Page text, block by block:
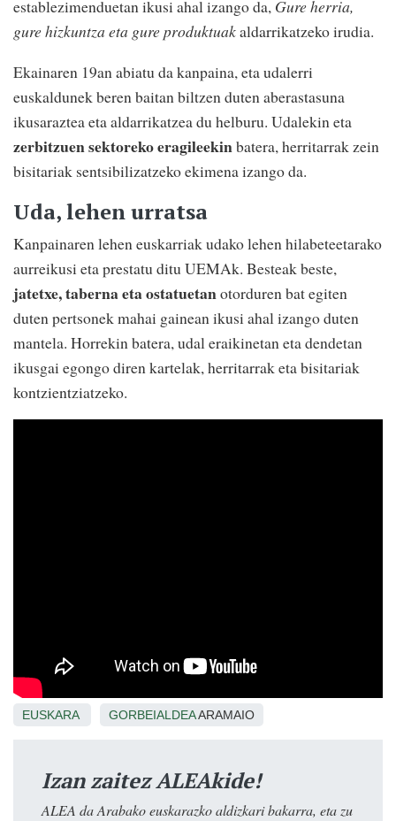
establezimenduetan ikusi ahal izango da, Gure herria,
gure hizkuntza eta gure produktuakaldarrikatzeko irudia.
Ekainaren 19an abiatu da kanpaina, eta udalerri
euskaldunek beren baitan biltzen duten aberastasuna
ikusaraztea eta aldarrikatzea du helburu. Udalekin eta
zerbitzuen sektoreko eragileekinbatera, herritarrak zein
bisitariak sentsibilizatzeko ekimena izango da.
Uda, lehen urratsa
Kanpainaren lehen euskarriak udako lehen hilabeteetarako
aurreikusi eta prestatu ditu UEMAk. Besteak beste,
jatetxe, taberna eta ostatuetanotorduren bat egiten
duten pertsonek mahai gainean ikusi ahal izango duten
mantela. Horrekin batera, udal eraikinetan eta dendetan
ikusgai egongo diren kartelak, herritarrak eta bisitariak
kontzientziatzeko.
EUSKARA GORBEIALDEAARAMAIO
Izan zaitez ALEAkide!
ALEA da Arabako euskarazko aldizkari bakarra, eta zu